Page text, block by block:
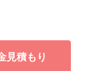
見積もり